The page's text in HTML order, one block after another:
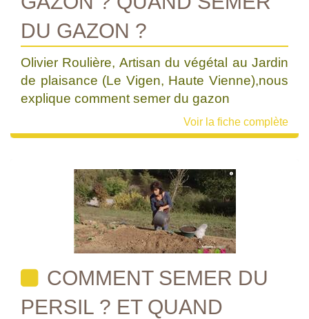
DU GAZON ?
Olivier Roulière, Artisan du végétal au Jardin
de plaisance (Le Vigen, Haute Vienne),nous
explique comment semer du gazon
Voir la fiche complète
COMMENT SEMER DU
PERSIL ? ET QUAND